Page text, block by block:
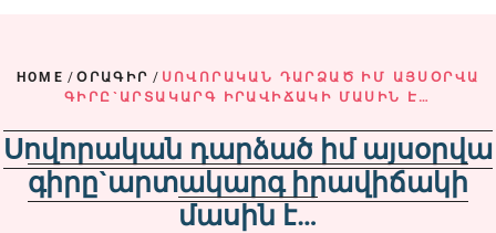
HOME /ՕՐԱԳԻՐ / ՍՈՎՈՐԱԿԱՆ ԴԱՐՁԱԾ ԻՄ ԱՅՍՕՐՎԱ
ԳԻՐԸ`ԱՐՏԱԿԱՐԳ ԻՐԱՎԻՃԱԿԻ ՄԱՍԻՆ Է…
Սովորական դարձած իմ այսօրվա
գիրը`արտակարգ իրավիճակի
մասին է…